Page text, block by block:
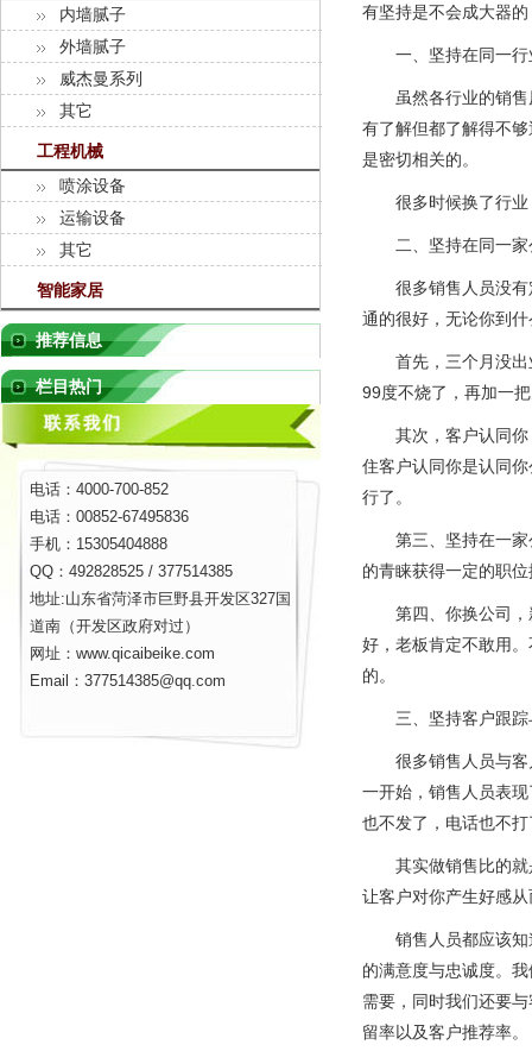
内墙腻子
外墙腻子
威杰曼系列
其它
工程机械
喷涂设备
运输设备
其它
智能家居
推荐信息
栏目热门
电话：4000-700-852
电话：00852-67495836
手机：15305404888
QQ：492828525 / 377514385
地址:山东省菏泽市巨野县开发区327国
道南（开发区政府对过）
网址：www.qicaibeike.com
Email：377514385@qq.com
有坚持是不会成大器
一、坚持在同一行
虽然各行业的销售原
有了解但都了解得不
是密切相关的。
很多时候换了行业
二、坚持在同一家
很多销售人员没有定
通的很好，无论你到
首先，三个月没出业
99度不烧了，再加一
其次，客户认同你，
住客户认同你是认同
行了。
第三、坚持在一家公
的青睐获得一定的职
第四、你换公司，新
好，老板肯定不敢用
的。
三、坚持客户跟踪
很多销售人员与客户
一开始，销售人员表
也不发了，电话也不
其实做销售比的就是
让客户对你产生好感
销售人员都应该知道
的满意度与忠诚度。
需要，同时我们还要
留率以及客户推荐率。